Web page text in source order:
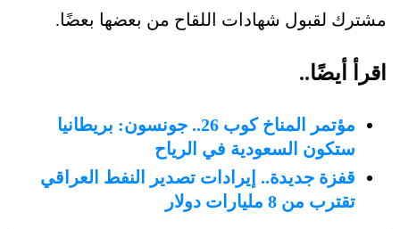
مشترك لقبول شهادات اللقاح من بعضها بعضًا.
اقرأ أيضًا..
مؤتمر المناخ كوب 26.. جونسون: بريطانيا
ستكون السعودية في الرياح
قفزة جديدة.. إيرادات تصدير النفط العراقي
تقترب من 8 مليارات دولار